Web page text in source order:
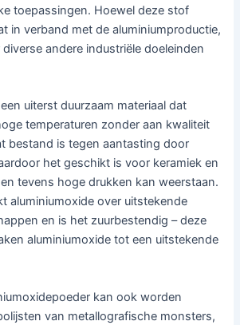
toepassingen. Hoewel deze stof
in verband met de aluminiumproductie,
andere industriële doeleinden
uiterst duurzaam materiaal dat
temperaturen zonder aan kwaliteit
bestand is tegen aantasting door
het geschikt is voor keramiek en
tevens hoge drukken kan weerstaan.
aluminiumoxide over uitstekende
en is het zuurbestendig – deze
aluminiumoxide tot een uitstekende
kan ook worden
van metallografische monsters,